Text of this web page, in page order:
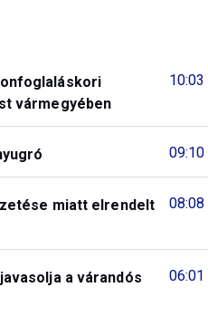
10:03
vármegyében
09:10
08:08
miatt elrendelt
06:01
a várandós